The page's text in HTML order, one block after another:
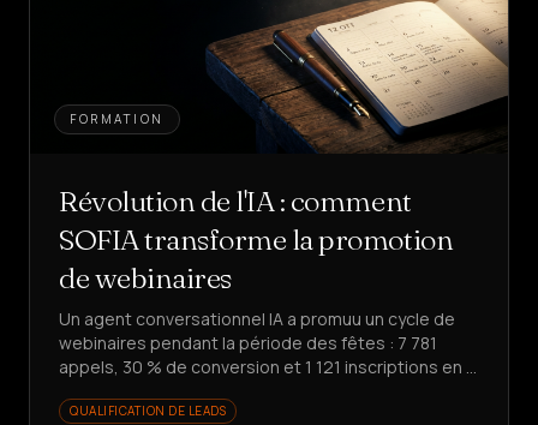
FORMATION
Révolution de l'IA : comment
SOFIA transforme la promotion
de webinaires
Un agent conversationnel IA a promuu un cycle de
webinaires pendant la période des fêtes : 7 781
appels, 30 % de conversion et 1 121 inscriptions en 7
QUALIFICATION DE LEADS